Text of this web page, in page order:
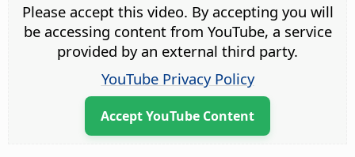
Please accept this video. By accepting you will
be accessing content from YouTube, a service
provided by an external third party.
YouTube Privacy Policy
Accept YouTube Content